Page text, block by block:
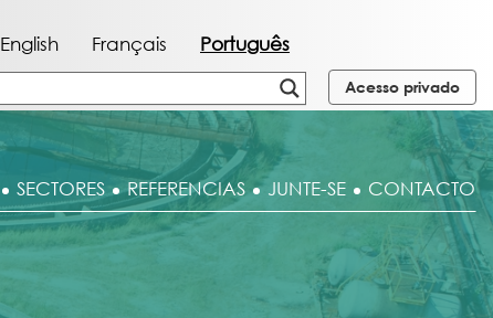
English Français Português
Acesso privado
SECTORES REFERENCIAS JUNTE-SE CONTACTO